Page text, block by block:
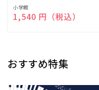
販
売
小学館
通常価格
1,540 円（税込）
おすすめ特集